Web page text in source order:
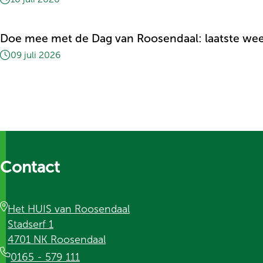
Doe mee met de Dag van Roosendaal: laatste
09 juli 2026
Contact
Het HUIS van Roosendaal
Stadserf 1
4701 NK Roosendaal
0165 - 579 111